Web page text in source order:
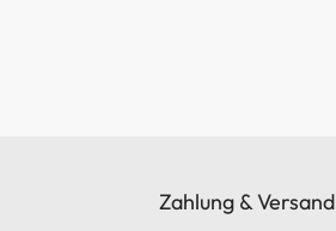
Zahlung & Versand